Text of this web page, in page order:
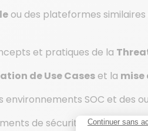
ou des plateformes
et pratiques de la
de Use Cases et la mise
SOC et des
de sécurité et à